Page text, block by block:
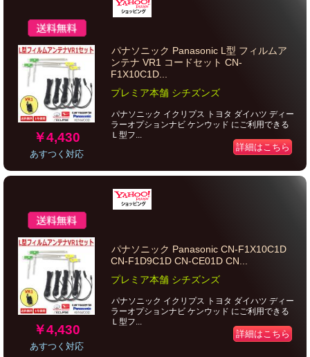
￥4,430
あすつく対応
パナソニック Panasonic L型 フィルムア
ンテナ VR1 コードセット CN-
F1X10C1D...
プレミア本舗 シチズンズ
パナソニック イクリプス トヨタ ダイハツ ディー
ラーオプションナビ ケンウッド にご利用できる
Ｌ型フ...
詳細はこちら
￥4,430
あすつく対応
パナソニック Panasonic CN-F1X10C1D
CN-F1D9C1D CN-CE01D CN...
プレミア本舗 シチズンズ
パナソニック イクリプス トヨタ ダイハツ ディー
ラーオプションナビ ケンウッド にご利用できる
Ｌ型フ...
詳細はこちら